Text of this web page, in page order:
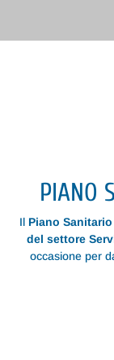
PIANO
Il Piano Sanitario
del settore
occasione per